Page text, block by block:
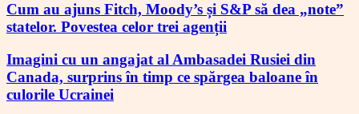
Cum au ajuns Fitch, Moody’s și S&P să dea „note”
statelor. Povestea celor trei agenții
Imagini cu un angajat al Ambasadei Rusiei din
Canada, surprins în timp ce spărgea baloane în
culorile Ucrainei